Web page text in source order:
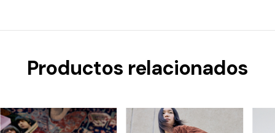
Productos relacionados